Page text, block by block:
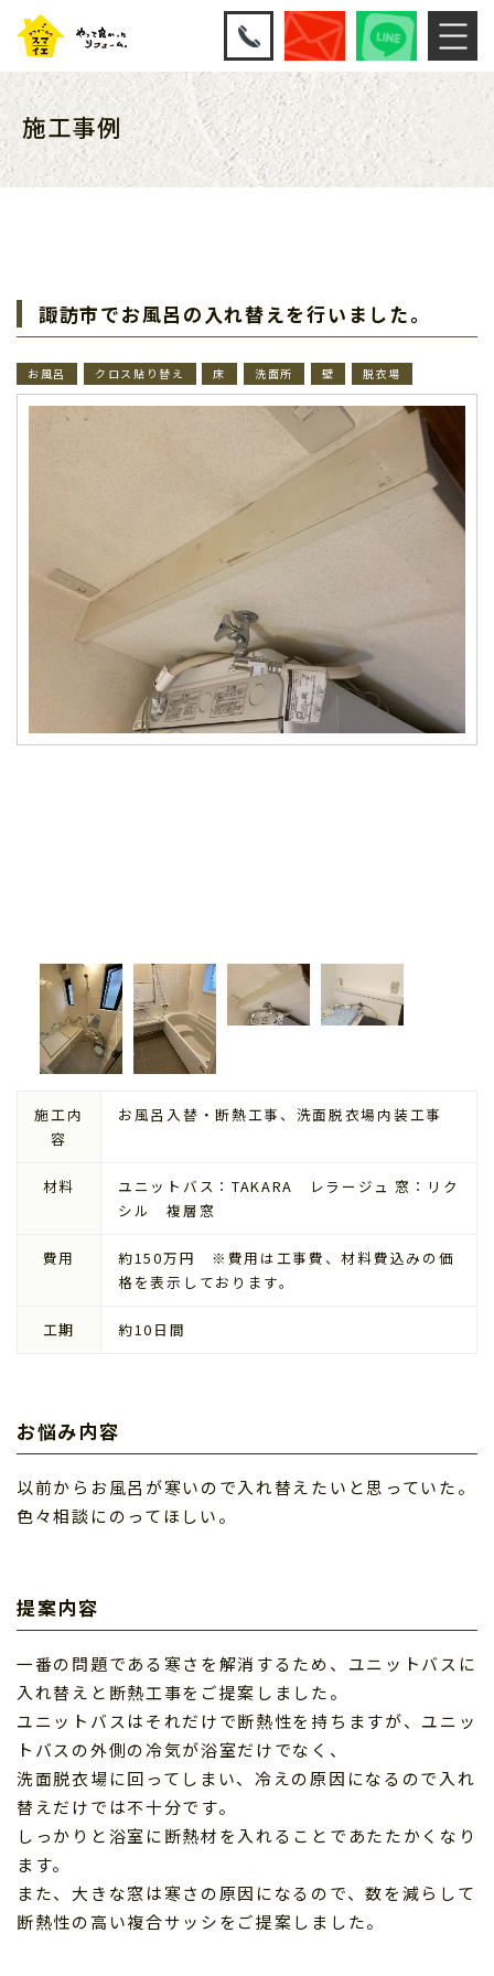
施工事例
諏訪市でお風呂の入れ替えを行いました。
お風呂 クロス貼り替え 床 洗面所 壁 脱衣場
施工内
容
お風呂入替・断熱工事、洗面脱衣場内装工事
材料
ユニットバス：TAKARA レラージュ 窓：リク
シル 複層窓
費用
約150万円 ※費用は工事費、材料費込みの価
格を表示しております。
工期 約10日間
お悩み内容
以前からお風呂が寒いので入れ替えたいと思っていた。
色々相談にのってほしい。
提案内容
一番の問題である寒さを解消するため、ユニットバスに
入れ替えと断熱工事をご提案しました。
ユニットバスはそれだけで断熱性を持ちますが、ユニッ
トバスの外側の冷気が浴室だけでなく、
洗面脱衣場に回ってしまい、冷えの原因になるので入れ
替えだけでは不十分です。
しっかりと浴室に断熱材を入れることであたたかくなり
ます。
また、大きな窓は寒さの原因になるので、数を減らして
断熱性の高い複合サッシをご提案しました。